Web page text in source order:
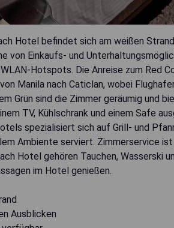
Hotel befindet sich am weißen
von Einkaufs- und
Hotspots. Die Anreise zum Red
Manila nach Caticlan, wobei
Grün sind die Zimmer geräumig und
TV, Kühlschrank und einem Safe
spezialisiert sich auf Grill- und
Ambiente serviert. Zimmerservice
Hotel gehören Tauchen, Wasserski
im Hotel genießen.
Ausblicken